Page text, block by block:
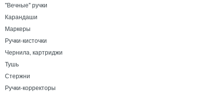
"Вечные" ручки
Карандаши
Маркеры
Ручки-кисточки
Чернила, картриджи
Тушь
Стержни
Ручки-корректоры